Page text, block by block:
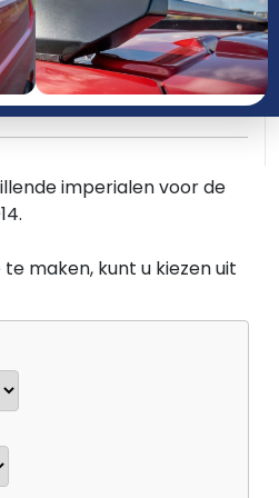
imperialen voor de
maken, kunt u kiezen uit